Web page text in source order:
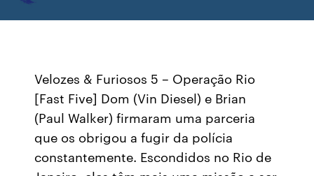
Velozes & Furiosos 5 – Operação Rio
[Fast Five] Dom (Vin Diesel) e Brian
(Paul Walker) firmaram uma parceria
que os obrigou a fugir da polícia
constantemente. Escondidos no Rio de